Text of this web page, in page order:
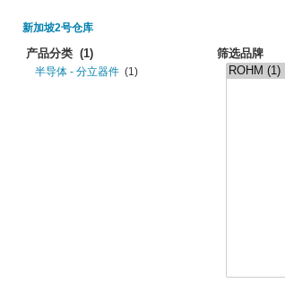
新加坡2号仓库
产品分类 (1)
半导体 - 分立器件 (1)
筛选品牌